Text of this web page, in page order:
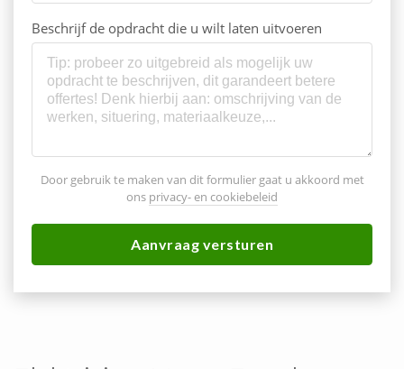
Beschrijf de opdracht die u wilt laten uitvoeren
Door gebruik te maken van dit formulier gaat u akkoord met
ons privacy- en cookiebeleid
Aanvraag versturen